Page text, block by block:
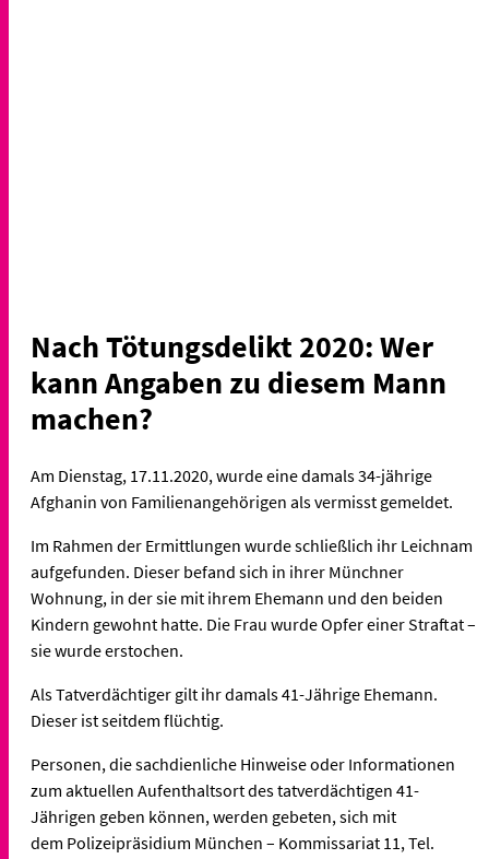
Nach Tötungsdelikt 2020: Wer
kann Angaben zu diesem Mann
machen?
Am Dienstag, 17.11.2020, wurde eine damals 34-jährige
Afghanin von Familienangehörigen als vermisst gemeldet.
Im Rahmen der Ermittlungen wurde schließlich ihr Leichnam
aufgefunden. Dieser befand sich in ihrer Münchner
Wohnung, in der sie mit ihrem Ehemann und den beiden
Kindern gewohnt hatte. Die Frau wurde Opfer einer Straftat –
sie wurde erstochen.
Als Tatverdächtiger gilt ihr damals 41-Jährige Ehemann.
Dieser ist seitdem flüchtig.
Personen, die sachdienliche Hinweise oder Informationen
zum aktuellen Aufenthaltsort des tatverdächtigen 41-
Jährigen geben können, werden gebeten, sich mit
dem Polizeipräsidium München – Kommissariat 11, Tel.